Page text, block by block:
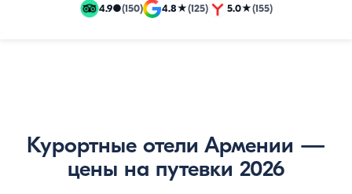
и
4.9●(150) 4.8★(125) 5.0★(155)
Курортные отели Армении —
цены на путевки 2026